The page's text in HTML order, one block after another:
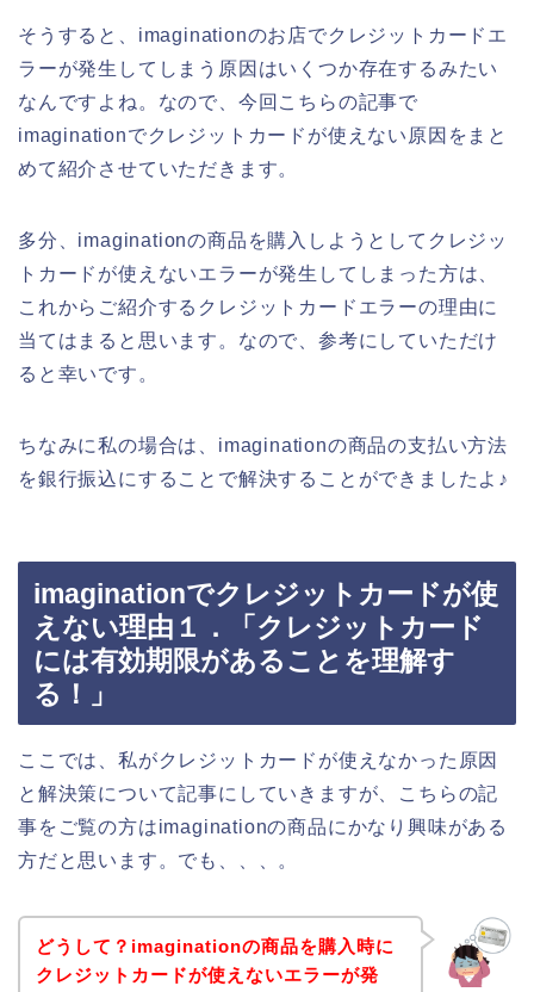
そうすると、imaginationのお店でクレジットカードエ
ラーが発生してしまう原因はいくつか存在するみたい
なんですよね。なので、今回こちらの記事で
imaginationでクレジットカードが使えない原因をまと
めて紹介させていただきます。
多分、imaginationの商品を購入しようとしてクレジッ
トカードが使えないエラーが発生してしまった方は、
これからご紹介するクレジットカードエラーの理由に
当てはまると思います。なので、参考にしていただけ
ると幸いです。
ちなみに私の場合は、imaginationの商品の支払い方法
を銀行振込にすることで解決することができましたよ♪
imaginationでクレジットカードが使
えない理由１．「クレジットカード
には有効期限があることを理解す
る！」
ここでは、私がクレジットカードが使えなかった原因
と解決策について記事にしていきますが、こちらの記
事をご覧の方はimaginationの商品にかなり興味がある
方だと思います。でも、、、。
どうして？imaginationの商品を購入時に
クレジットカードが使えないエラーが発